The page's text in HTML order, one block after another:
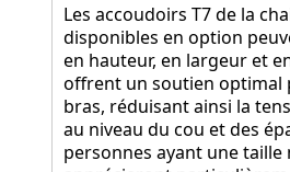
Les accoudoirs T7 de la
disponibles en option
en hauteur, en largeur et
offrent un soutien optimal
bras, réduisant ainsi la
au niveau du cou et des
personnes ayant une taille